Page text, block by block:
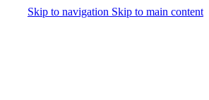
Skip to navigation Skip to main content